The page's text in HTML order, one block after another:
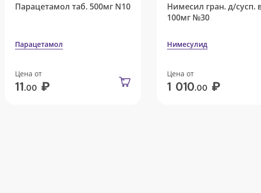
Парацетамол таб. 500мг N10
Парацетамол
Цена от
11.00 ₽
Нимесил гран. д/сусп.
100мг №30
Нимесулид
Цена от
1 010.00 ₽